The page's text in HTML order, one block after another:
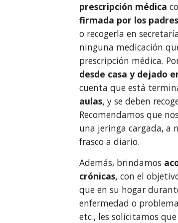
prescripción médica
firmada por los padres
o recogerla en
ninguna medicación
prescripción médica.
desde casa y dejado
cuenta que está
aulas, y se deben
Recomendamos que
una jeringa cargada, a
frasco a diario.
Además, brindamos
crónicas, con el
que en su hogar
enfermedad o
etc., les solicitamos